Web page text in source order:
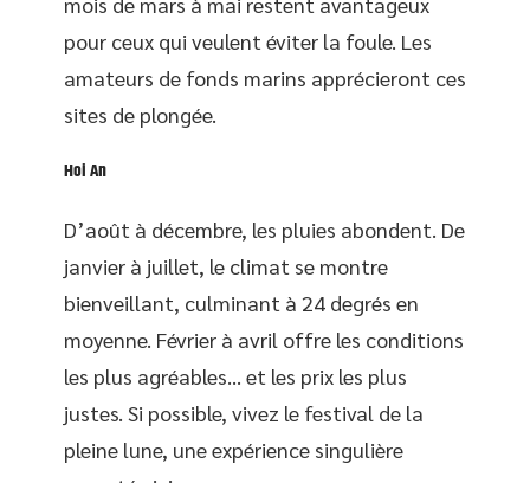
pour ceux qui veulent éviter la foule. Les
amateurs de fonds marins apprécieront ces
sites de plongée.
Hoi An
D’août à décembre, les pluies abondent. De
janvier à juillet, le climat se montre
bienveillant, culminant à 24 degrés en
moyenne. Février à avril offre les conditions
les plus agréables… et les prix les plus
justes. Si possible, vivez le festival de la
pleine lune, une expérience singulière